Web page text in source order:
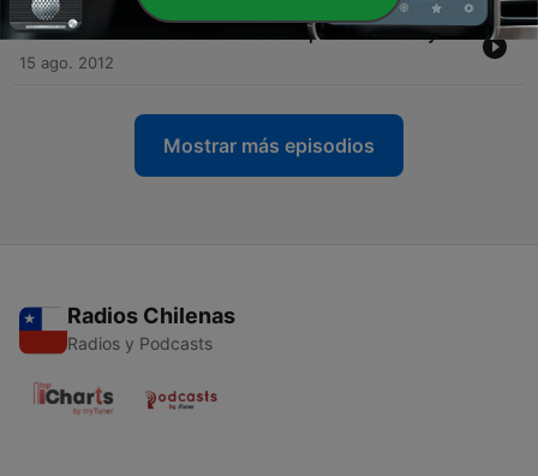
69 - Detectives de lo Insólito 08: Especial Curiosity
15 ago. 2012
Mostrar más episodios
Radios Chilenas
Radios y Podcasts